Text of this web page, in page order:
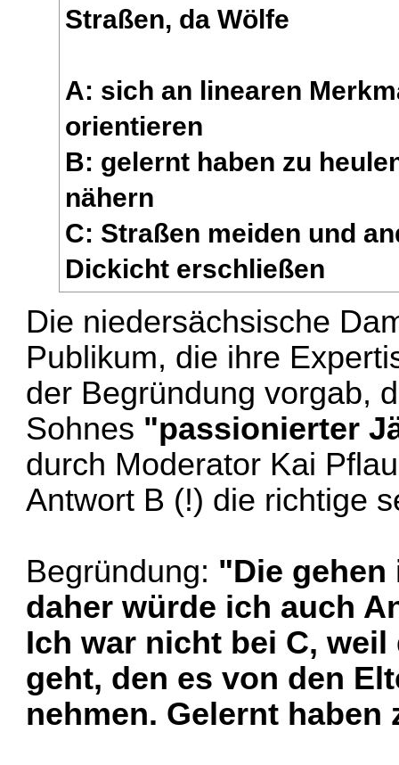
Straßen, da Wölfe
A: sich an linearen
orientieren
B: gelernt haben zu
nähern
C: Straßen meiden und
Dickicht erschließen
Die niedersächsische
Publikum, die ihre
der Begründung vorgab,
Sohnes "passionierter
durch Moderator Kai
Antwort B (!) die richtige
Begründung: "Die gehen
daher würde ich auch
Ich war nicht bei C,
geht, den es von den
nehmen. Gelernt